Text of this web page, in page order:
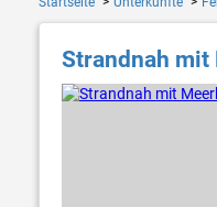
Strandnah mit